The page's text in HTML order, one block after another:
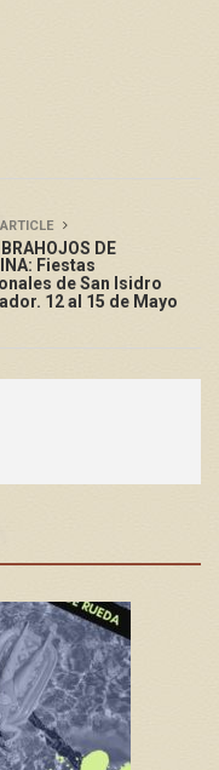
BRAHOJOS DE
Fiestas
de San Isidro
12 al 15 de Mayo